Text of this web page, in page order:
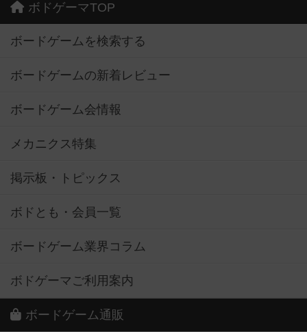
ボドゲーマTOP
ボードゲームを検索する
ボードゲームの新着レビュー
ボードゲーム会情報
メカニクス特集
掲示板・トピックス
ボドとも・会員一覧
ボードゲーム業界コラム
ボドゲーマご利用案内
ボードゲーム通販